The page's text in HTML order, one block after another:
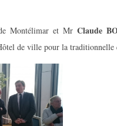
Montélimar et MrClaude
de ville pour la traditionnelle